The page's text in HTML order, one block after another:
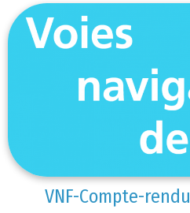
VNF-Compte-